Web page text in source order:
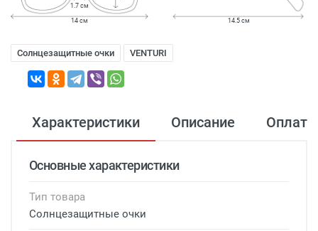
1.7 см
14 см 14.5 см
Солнцезащитные очки VENTURI
Характеристики Описание Оплата
Основные характеристики
Тип товара
Солнцезащитные очки